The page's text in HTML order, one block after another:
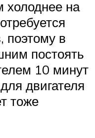
на
поэтому в
постоять
10 минут
двигателя
тоже